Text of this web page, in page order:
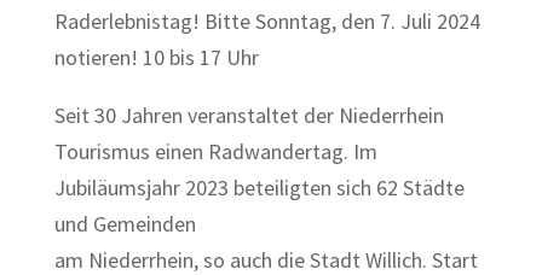
Raderlebnistag! Bitte Sonntag, den 7. Juli 2024
notieren! 10 bis 17 Uhr
Seit 30 Jahren veranstaltet der Niederrhein
Tourismus einen Radwandertag. Im
Jubiläumsjahr 2023 beteiligten sich 62 Städte
und Gemeinden
am Niederrhein, so auch die Stadt Willich. Start